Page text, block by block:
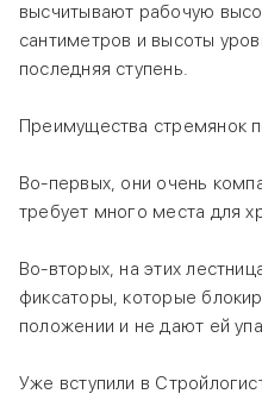
высчитывают рабочую
сантиметров и высоты
последняя ступень.
Преимущества стремянок
Во-первых, они очень
требует много места для
Во-вторых, на этих
фиксаторы, которые
положении и не дают ей
Уже вступили в